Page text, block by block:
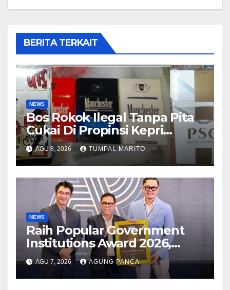
BERITA TERKAIT
NEWS
Bos Rokok Ilegal Tanpa Pita
Cukai Di Propinsi Kepri
Semakin Marak
AGU 8, 2026 TUMPAL MARITO
NEWS
Raih Popular Government
Institutions Award 2026,
Kinerja Komunikasi Publik
Kementerian ATR/BPN
Kembali Diakui
AGU 7, 2026 AGUNG PANCA